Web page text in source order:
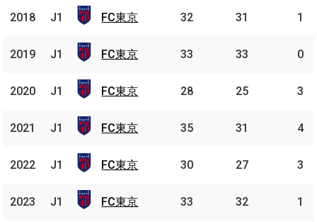
2018 J1
FC
東京
32 31 1
2019 J1
FC
東京
33 33 0
2020 J1
FC
東京
28 25 3
2021 J1
FC
東京
35 31 4
2022 J1
FC
東京
30 27 3
2023 J1
FC
東京
33 32 1
2018 J1 FC東京
2019 J1 FC東京
2020 J1 FC東京
2021 J1 FC東京
2022 J1 FC東京
2023 J1 FC東京